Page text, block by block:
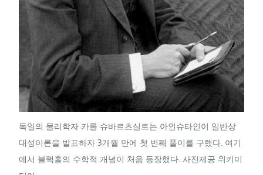
독일의 물리학자 카를 슈바르츠실트는 아인슈타인이 일반상
대성이론을 발표하자 3개월 만에 첫 번째 풀이를 구했다. 여기
에서 블랙홀의 수학적 개념이 처음 등장했다. 사진제공 위키미